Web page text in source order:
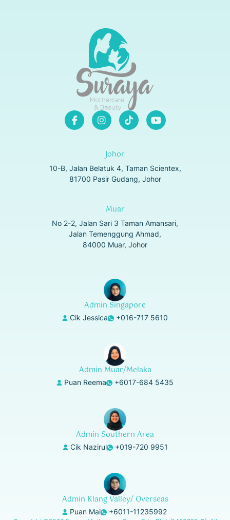
Johor
10-B, Jalan Belatuk 4, Taman Scientex,
81700 Pasir Gudang, Johor
Muar
No 2-2, Jalan Sari 3 Taman Amansari,
Jalan Temenggung Ahmad,
84000 Muar, Johor
Admin Singapore
Cik Jessica +016-717 5610
Admin Muar/Melaka
Puan Reema +6017-684 5435
Admin Southern Area
Cik Nazirul +019-720 9951
Admin Klang Valley/ Overseas
Puan Mai +6011-11235992